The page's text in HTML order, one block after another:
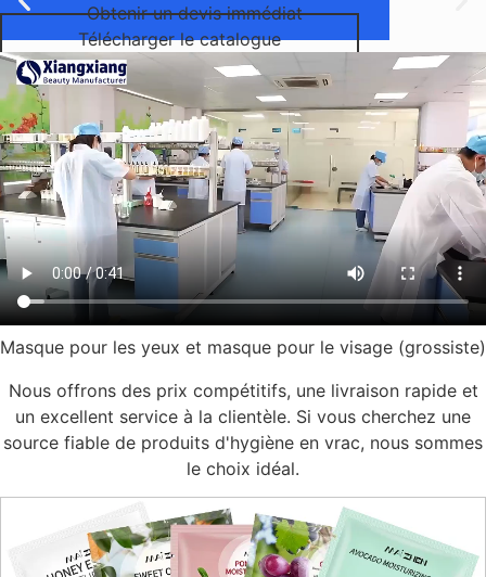
Obtenir un devis immédiat
Télécharger le catalogue
Masque pour les yeux et masque pour le visage (grossiste)
Nous offrons des prix compétitifs, une livraison rapide et
un excellent service à la clientèle. Si vous cherchez une
source fiable de produits d'hygiène en vrac, nous sommes
le choix idéal.